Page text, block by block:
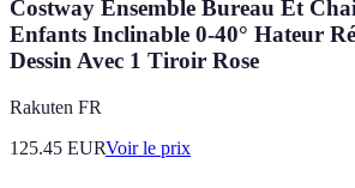
Costway Ensemble Bureau Et
Enfants Inclinable 0-40° Hateur
Dessin Avec 1 Tiroir Rose
Rakuten FR
125.45 EURVoir le prix